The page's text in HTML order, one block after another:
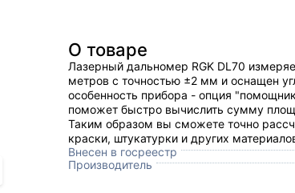
О товаре
Лазерный дальномер RGK DL70
метров c точностью ±2 мм и оснащен
особенность прибора - опция
поможет быстро вычислить сумму
Таким образом вы сможете точно
краски, штукатурки и других
Внесен в госреестр
Производитель